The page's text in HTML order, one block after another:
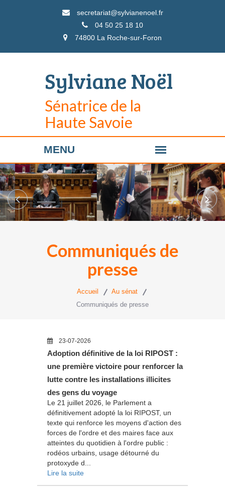
secretariat@sylvianenoel.fr
04 50 25 18 10
74800 La Roche-sur-Foron
Sylviane Noël
Sénatrice de la
Haute Savoie
Communiqués de
presse
Accueil
Au sénat
Communiqués de presse
23-07-2026
Adoption définitive de la loi RIPOST :
une première victoire pour renforcer la
lutte contre les installations illicites
des gens du voyage
Le 21 juillet 2026, le Parlement a
définitivement adopté la loi RIPOST, un
texte qui renforce les moyens d'action des
forces de l'ordre et des maires face aux
atteintes du quotidien à l'ordre public :
rodéos urbains, usage détourné du
protoxyde d...
Lire la suite